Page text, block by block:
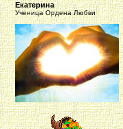
Екатерина
Ученица Ордена Любви